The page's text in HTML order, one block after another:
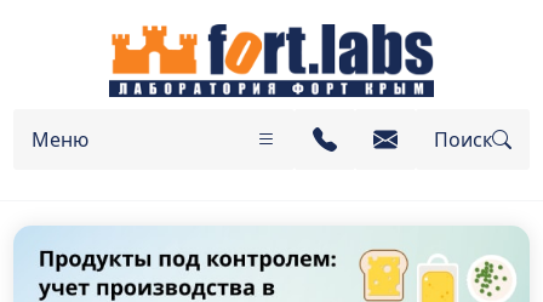
Меню Поиск